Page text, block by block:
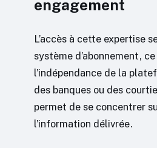
engagement
L’accès à cette expertise
système d’abonnement,
l’indépendance de la
des banques ou des
permet de se concentrer
l’information délivrée.